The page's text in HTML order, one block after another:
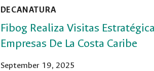
DECANATURA
Fibog Realiza Visitas
Empresas De La Costa Caribe
September 19, 2025